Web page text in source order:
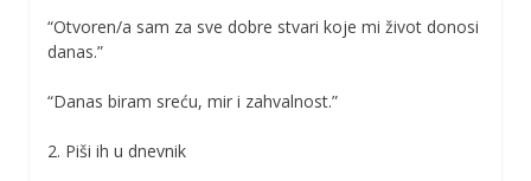
“Otvoren/a sam za sve dobre stvari koje mi život donosi
danas.”
“Danas biram sreću, mir i zahvalnost.”
2. Piši ih u dnevnik